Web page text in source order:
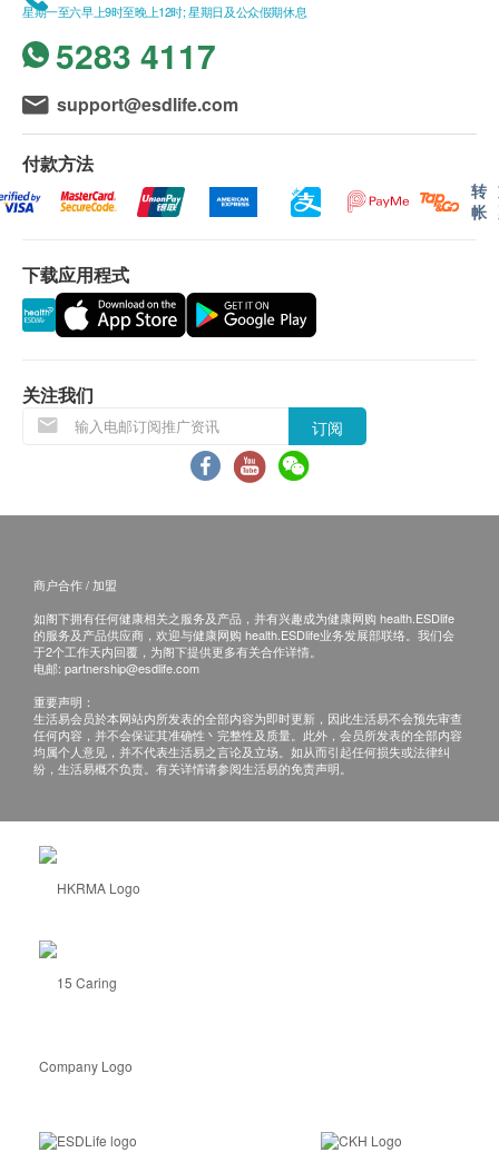
星期一至六早上9时至晚上12时; 星期日及公众假期休息
5283 4117
support@esdlife.com
付款方法
转
帐
下载应用程式
关注我们
订阅
商户合作 / 加盟
如阁下拥有任何健康相关之服务及产品，并有兴趣成为健康网购 health.ESDlife
的服务及产品供应商，欢迎与健康网购 health.ESDlife业务发展部联络。我们会
于2个工作天内回覆，为阁下提供更多有关合作详情。
电邮: partnership@esdlife.com
重要声明：
生活易会员於本网站内所发表的全部内容为即时更新，因此生活易不会预先审查
任何内容，并不会保证其准确性丶完整性及质量。此外，会员所发表的全部内容
均属个人意见，并不代表生活易之言论及立场。如从而引起任何损失或法律纠
纷，生活易概不负责。有关详情请参阅生活易的免责声明。